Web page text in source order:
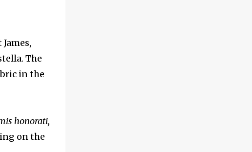
The
in the
honorati,
on the